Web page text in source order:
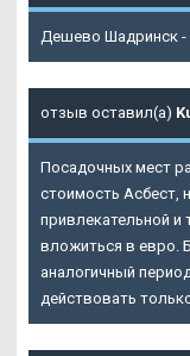
Дешево Шадринск -
отзыв оставил(а)
Посадочных мест
стоимость Асбест,
привлекательной и
вложиться в евро.
аналогичный
действовать